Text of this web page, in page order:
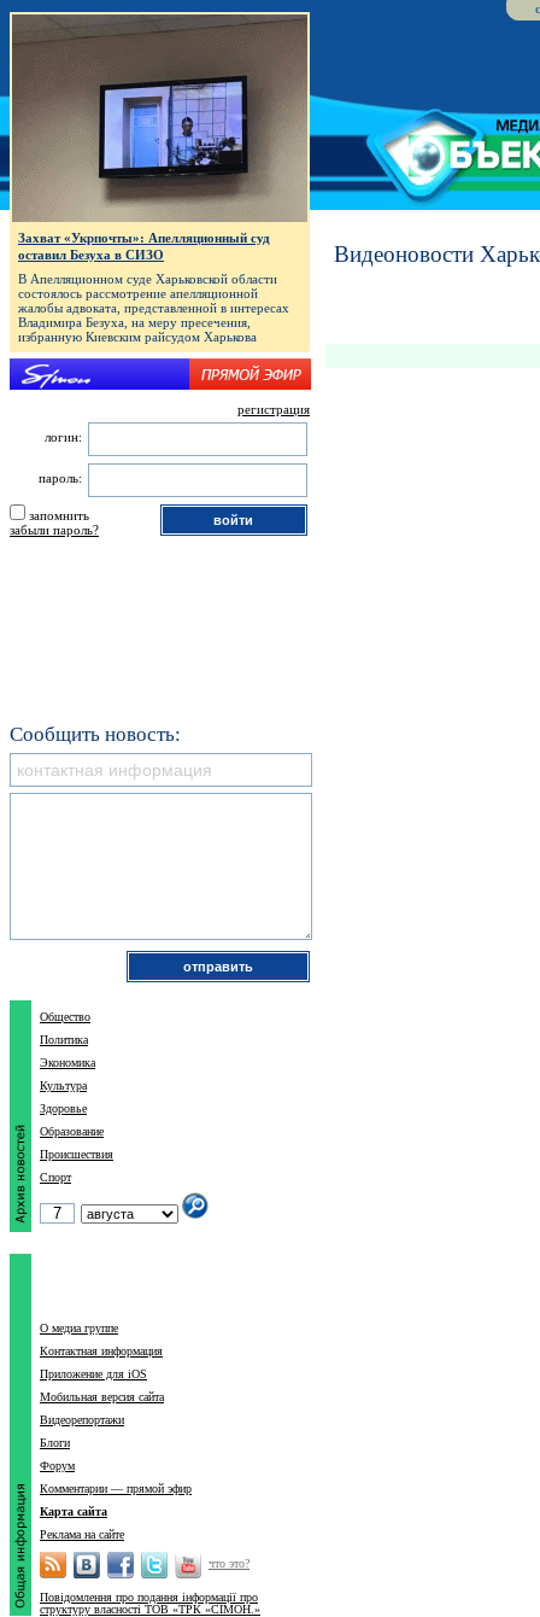
Видеоновости
Захват «Укрпочты»: Апелляционный суд
оставил Безуха в СИЗО
В Апелляционном суде Харьковской области
состоялось рассмотрение апелляционной
жалобы адвоката, представленной в интересах
Владимира Безуха, на меру пресечения,
избранную Киевским райсудом Харькова
регистрация
логин:
пароль:
запомнить
забыли пароль?
Сообщить новость:
Общество
Политика
Экономика
Культура
Здоровье
Образование
Происшествия
Спорт
О медиа группе
Контактная информация
Приложение для iOS
Мобильная версия сайта
Видеорепортажи
Блоги
Форум
Комментарии — прямой эфир
Карта сайта
Реклама на сайте
что это?
Повідомлення про подання інформації про
структуру власності ТОВ «ТРК «СІМОН.»